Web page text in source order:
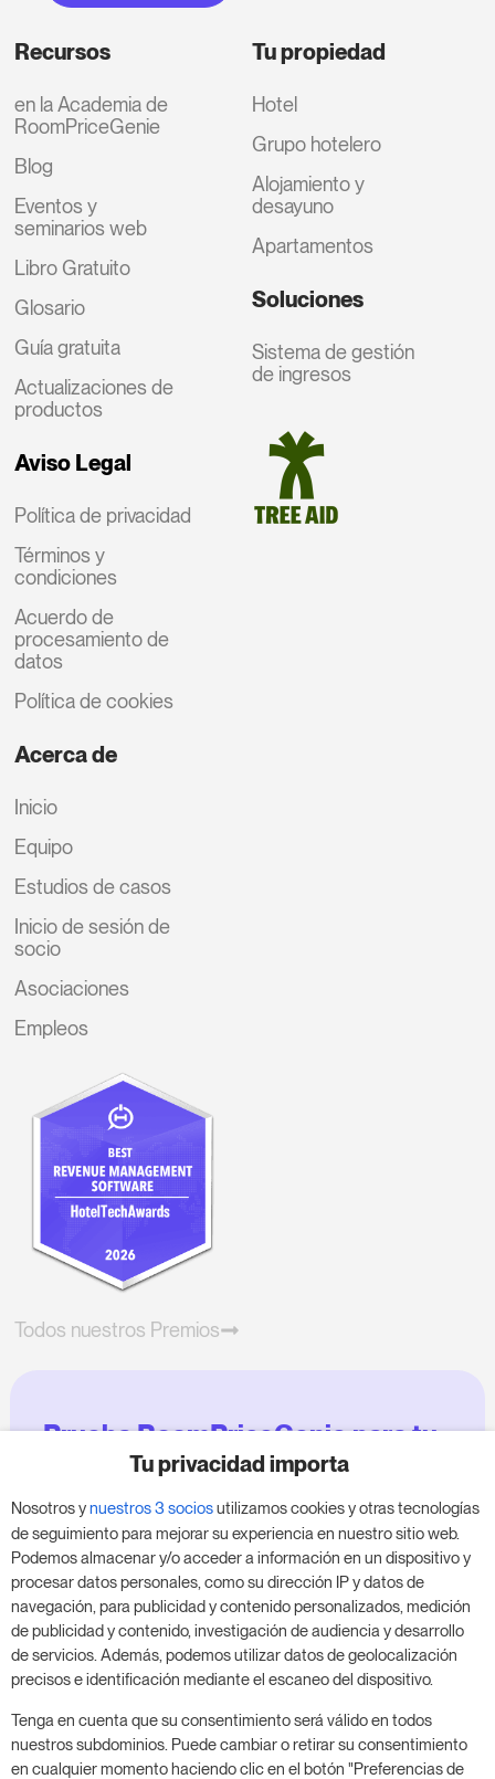
Recursos
en la Academia de
RoomPriceGenie
Blog
Eventos y
seminarios web
Libro Gratuito
Glosario
Guía gratuita
Actualizaciones de
productos
Aviso Legal
Política de privacidad
Términos y
condiciones
Acuerdo de
procesamiento de
datos
Política de cookies
Tu propiedad
Hotel
Grupo hotelero
Alojamiento y
desayuno
Apartamentos
Soluciones
Sistema de gestión
de ingresos
Acerca de
Inicio
Equipo
Estudios de casos
Inicio de sesión de
socio
Asociaciones
Empleos
Todos nuestros Premios
Prueba RoomPriceGenie para tu
negocio
Aprovecha nuestra prueba de 14 días y mejora tu
negocio, sin compromiso.
Agenda una reunión para empezar tu prueba
gratuita de 14 días.
Inicia tu prueba gratuita
Tu privacidad importa
Nosotros ynuestros 3 sociosutilizamos cookies y otras tecnologías
de seguimiento para mejorar su experiencia en nuestro sitio web.
Podemos almacenar y/o acceder a información en un dispositivo y
procesar datos personales, como su dirección IP y datos de
navegación, para publicidad y contenido personalizados, medición
de publicidad y contenido, investigación de audiencia y desarrollo
de servicios. Además, podemos utilizar datos de geolocalización
precisos e identificación mediante el escaneo del dispositivo.
Tenga en cuenta que su consentimiento será válido en todos
nuestros subdominios. Puede cambiar o retirar su consentimiento
en cualquier momento haciendo clic en el botón "Preferencias de